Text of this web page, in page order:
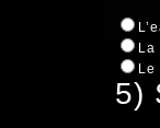
La
Le
5)